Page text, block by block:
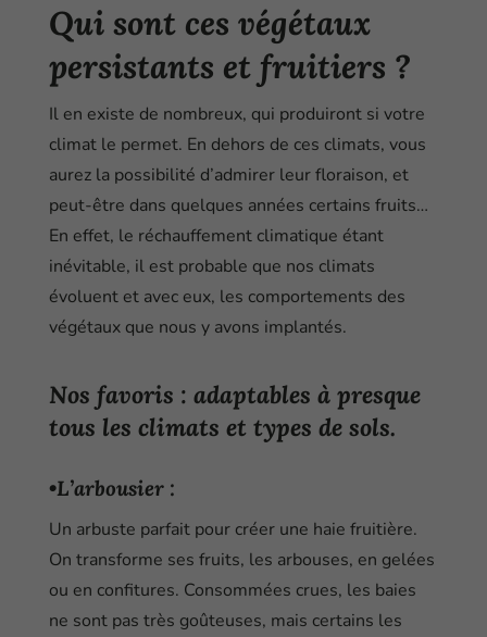
Qui sont ces végétaux
persistants et fruitiers ?
Il en existe de nombreux, qui produiront si votre
climat le permet. En dehors de ces climats, vous
aurez la possibilité d’admirer leur floraison, et
peut-être dans quelques années certains fruits…
En effet, le réchauffement climatique étant
inévitable, il est probable que nos climats
évoluent et avec eux, les comportements des
végétaux que nous y avons implantés.
Nos favoris : adaptables à presque
tous les climats et types de sols.
•L’arbousier :
Un arbuste parfait pour créer une haie fruitière.
On transforme ses fruits, les arbouses, en gelées
ou en confitures. Consommées crues, les baies
ne sont pas très goûteuses, mais certains les